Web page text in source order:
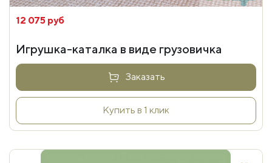
12 075 руб
Игрушка-каталка в виде грузовичка
Заказать
Купить в 1 клик